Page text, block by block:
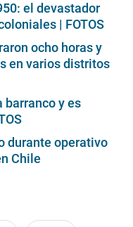
el devastador
| FOTOS
ocho horas y
en varios distritos
barranco y es
durante operativo
Chile